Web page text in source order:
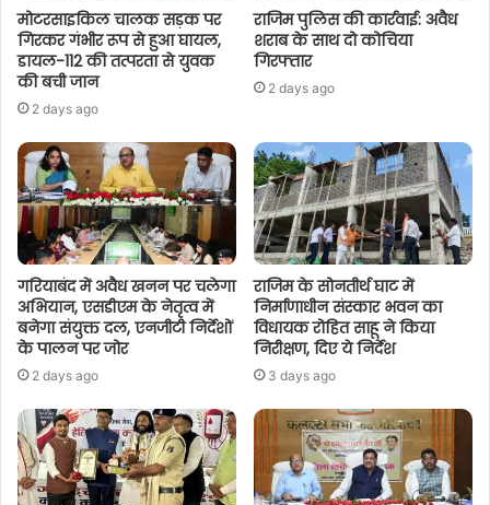
मोटरसाइकिल चालक सड़क पर
गिरकर गंभीर रूप से हुआ घायल,
डायल-112 की तत्परता से युवक
की बची जान
2 days ago
राजिम पुलिस की कार्रवाई: अवैध
शराब के साथ दो कोचिया
गिरफ्तार
2 days ago
गरियाबंद में अवैध खनन पर चलेगा
अभियान, एसडीएम के नेतृत्व में
बनेगा संयुक्त दल, एनजीटी निर्देशों
के पालन पर जोर
2 days ago
राजिम के सोनतीर्थ घाट में
निर्माणाधीन संस्कार भवन का
विधायक रोहित साहू ने किया
निरीक्षण, दिए ये निर्देश
3 days ago